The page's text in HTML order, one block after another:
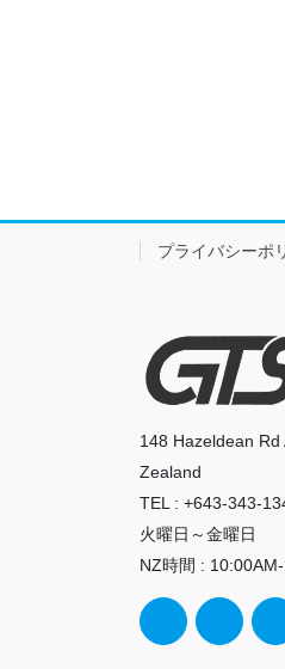
プライバシーポ
148 Hazeldean
Zealand
TEL : +643-343-
火曜日～金曜日
NZ時間 :